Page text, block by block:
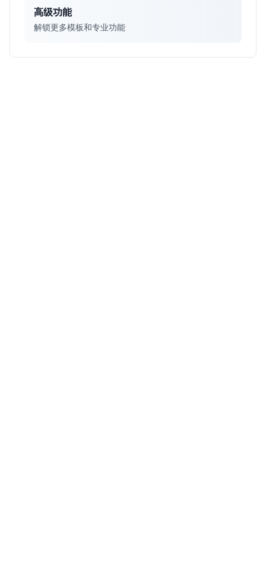
高级功能
解锁更多模板和专业功能